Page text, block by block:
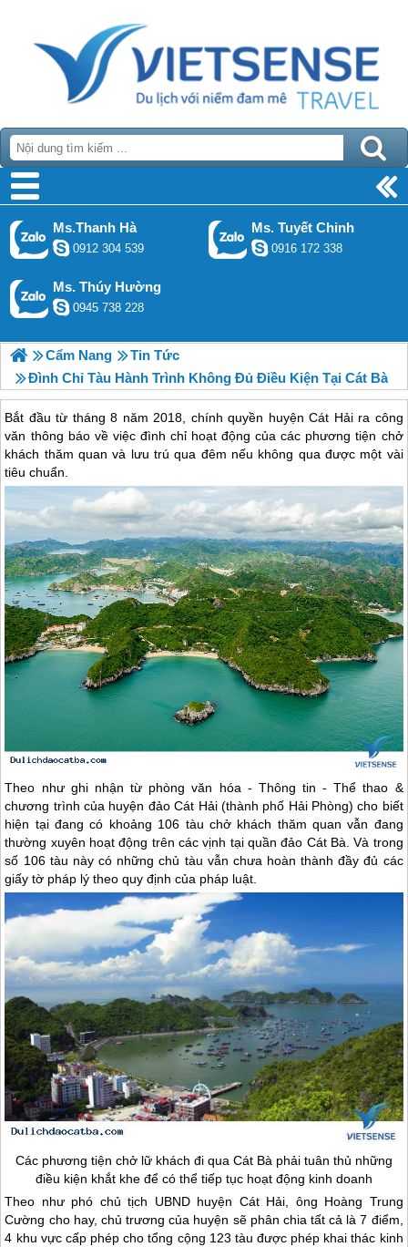
Ms.Thanh Hà
0912 304 539
Ms. Tuyết Chinh
0916 172 338
Ms. Thúy Hường
0945 738 228
Cẩm Nang
Tin Tức
Đình Chỉ Tàu Hành Trình Không Đủ Điều Kiện Tại Cát Bà
Bắt đầu từ tháng 8 năm 2018, chính quyền huyện Cát Hải ra công
văn thông báo về việc đình chỉ hoạt động của các phương tiện chở
khách thăm quan và lưu trú qua đêm nếu không qua được một vài
tiêu chuẩn.
Theo như ghi nhận từ phòng văn hóa - Thông tin - Thể thao &
chương trình của huyện đảo Cát Hải (thành phố Hải Phòng) cho biết
hiện tại đang có khoảng 106 tàu chở khách thăm quan vẫn đang
thường xuyên hoạt động trên các vịnh tại quầnđảo Cát Bà. Và trong
số 106 tàu này có những chủ tàu vẫn chưa hoàn thành đầy đủ các
giấy tờ pháp lý theo quy định của pháp luật.
Các phương tiện chở lữ khách đi qua Cát Bà phải tuân thủ những
điều kiện khắt khe để có thể tiếp tục hoạt động kinh doanh
Theo như phó chủ tịch UBND huyện Cát Hải, ông Hoàng Trung
Cường cho hay, chủ trương của huyện sẽ phân chia tất cả là 7 điểm,
4 khu vực cấp phép cho tổng cộng 123 tàu được phép khai thác kinh